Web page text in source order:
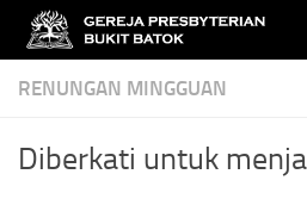
Skip to content
RENUNGAN MINGGUAN
Diberkati untuk